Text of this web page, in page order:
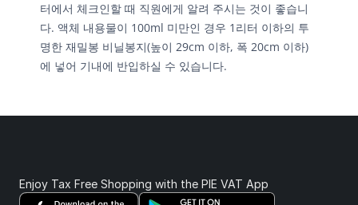
터에서 체크인할 때 직원에게 알려 주시는 것이 좋습니
다. 액체 내용물이 100ml 미만인 경우 1리터 이하의 투
명한 재밀봉 비닐봉지(높이 29cm 이하, 폭 20cm 이하)
에 넣어 기내에 반입하실 수 있습니다.
Enjoy Tax Free Shopping with the PIE VAT App